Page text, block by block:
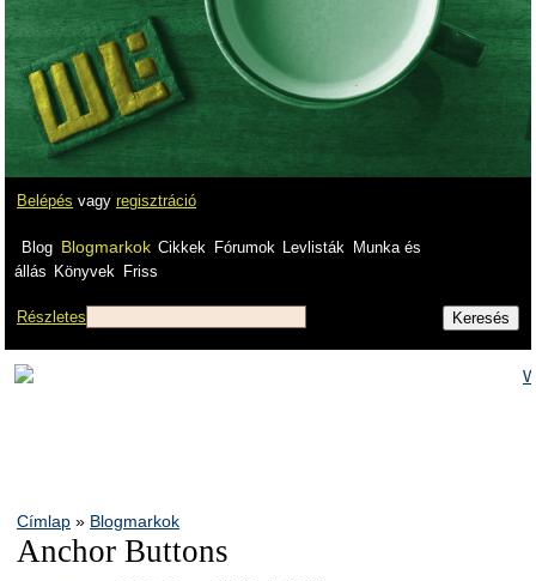
Belépés vagy regisztráció
Blog Blogmarkok Cikkek Fórumok Levlisták
Munka és
állás Könyvek Friss
Részletes
Címlap » Blogmarkok
Anchor Buttons